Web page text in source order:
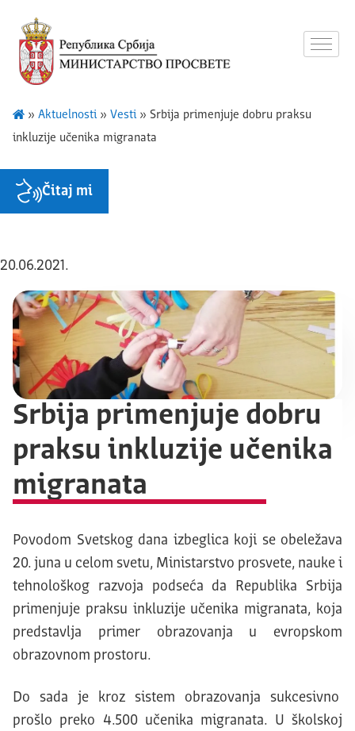
» Aktuelnosti» Vesti» Srbija primenjuje dobru praksu
inkluzije učenika migranata
Čitaj mi
20.06.2021.
Srbija primenjuje dobru
praksu inkluzije učenika
migranata
Povodom Svetskog dana izbeglica koji se obeležava
20. juna u celom svetu, Ministarstvo prosvete, nauke i
tehnološkog razvoja podseća da Republika Srbija
primenjuje praksu inkluzije učenika migranata, koja
predstavlja primer obrazovanja u evropskom
obrazovnom prostoru.
Do sada je kroz sistem obrazovanja sukcesivno
prošlo preko 4.500 učenika migranata. U školskoj